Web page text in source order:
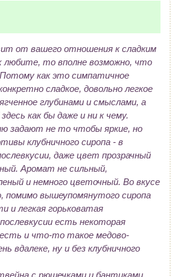
от вашего отношения к сладким
любите, то вполне возможно, что
как это симпатичное
сладкое, довольно легкое
глубинами и смыслами, а
как бы даже и ни к чему.
задают не то чтобы яркие, но
клубничного сиропа - в
даже цвет прозрачный
Аромат не сильный,
и немного цветочный. Во вкусе
помимо вышеупомянутого сиропа
и легкая горьковатая
есть некоторая
и что-то такое медово-
вдалеке, ну и без клубничного
с рюшечками и бантиками